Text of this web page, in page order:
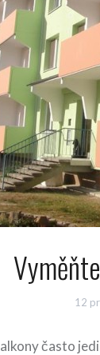
12
často